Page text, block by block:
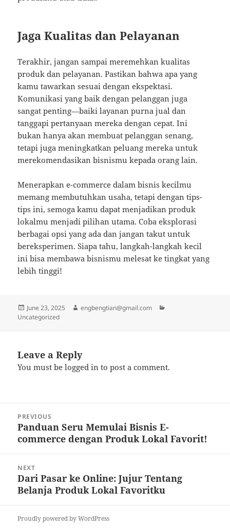
Jaga Kualitas dan Pelayanan
Terakhir, jangan sampai meremehkan kualitas
produk dan pelayanan. Pastikan bahwa apa yang
kamu tawarkan sesuai dengan ekspektasi.
Komunikasi yang baik dengan pelanggan juga
sangat penting—baiki layanan purna jual dan
tanggapi pertanyaan mereka dengan cepat. Ini
bukan hanya akan membuat pelanggan senang,
tetapi juga meningkatkan peluang mereka untuk
merekomendasikan bisnismu kepada orang lain.
Menerapkan e-commerce dalam bisnis kecilmu
memang membutuhkan usaha, tetapi dengan tips-
tips ini, semoga kamu dapat menjadikan produk
lokalmu menjadi pilihan utama. Coba eksplorasi
berbagai opsi yang ada dan jangan takut untuk
bereksperimen. Siapa tahu, langkah-langkah kecil
ini bisa membawa bisnismu melesat ke tingkat yang
lebih tinggi!
Posted
on
June 23, 2025 Author
engbengtian@gmail.com
Uncategorized
Leave a Reply
You must belogged in to post a comment.
navigation
PREVIOUS
Previous
post:
Panduan Seru Memulai Bisnis E-
commerce dengan Produk Lokal Favorit!
NEXT
Next
post:
Dari Pasar ke Online: Jujur Tentang
Belanja Produk Lokal Favoritku
Proudly powered by WordPress